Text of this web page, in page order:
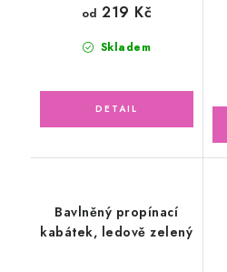
Skladem
od 219 Kč
Bavlněný propínací
kabátek, ledově zelený